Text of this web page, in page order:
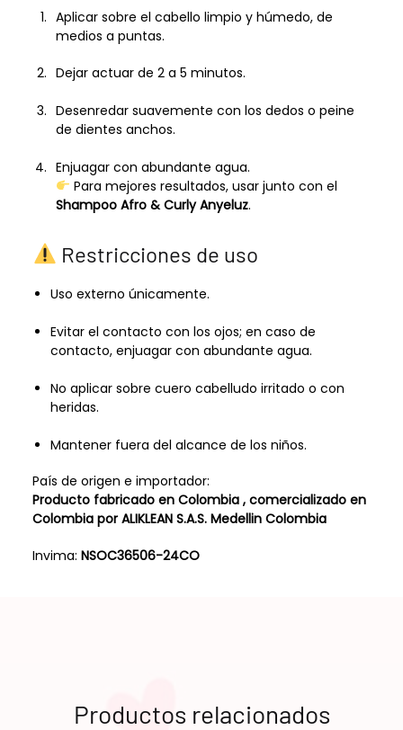
Aplicar sobre el cabello limpio y húmedo, de
medios a puntas.
Dejar actuar de 2 a 5 minutos.
Desenredar suavemente con los dedos o peine
de dientes anchos.
Enjuagar con abundante agua.
Para mejores resultados, usar junto con el
Shampoo Afro & Curly Anyeluz.
Restricciones de uso
Uso externo únicamente.
Evitar el contacto con los ojos; en caso de
contacto, enjuagar con abundante agua.
No aplicar sobre cuero cabelludo irritado o con
heridas.
Mantener fuera del alcance de los niños.
País de origen e importador:
Producto fabricado en Colombia , comercializado en
Colombia por ALIKLEAN S.A.S. Medellin Colombia
Invima: NSOC36506-24CO
Productos relacionados